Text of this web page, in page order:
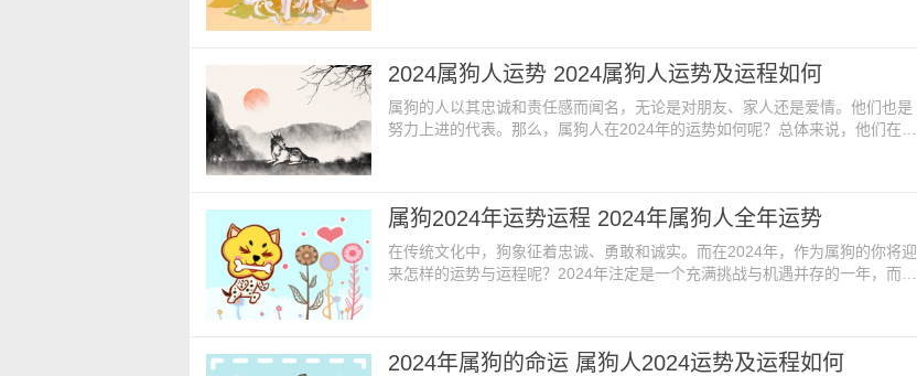
关系，这意味着他们非常适合在一起相处。对于属虎人来说，
2024属狗人运势 2024属狗人运势及运程如何
属狗的人以其忠诚和责任感而闻名，无论是对朋友、家人还是爱情。他们也是
努力上进的代表。那么，属狗人在2024年的运势如何呢？总体来说，他们在
此，您不仅需要关注自身的身体状况，更要对家中长辈的
属狗2024年运势运程 2024年属狗人全年运势
在传统文化中，狗象征着忠诚、勇敢和诚实。而在2024年，作为属狗的你将迎
来怎样的运势与运程呢？2024年注定是一个充满挑战与机遇并存的一年，而属
能取得的进步也是十分的有限的，只是在原来的基础上面取
2024年属狗的命运 属狗人2024运势及运程如何